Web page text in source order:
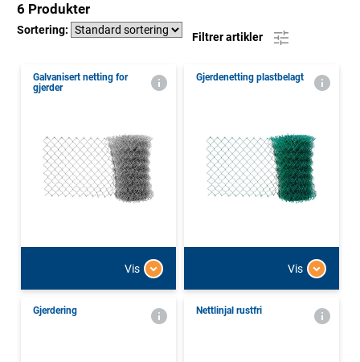
6 Produkter
Sortering:
Filtrer artikler
Galvanisert netting for
gjerder
Vis
Gjerdenetting plastbelagt
Vis
Gjerdering Nettlinjal rustfri